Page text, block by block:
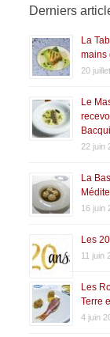
Derniers
La
mains
20
Le
22 juin
La
16 juin
Les
11 juin
Les
Terre
4 juin